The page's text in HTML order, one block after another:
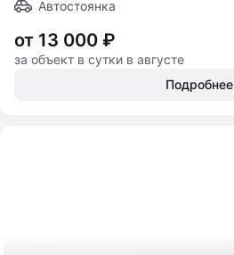
Автостоянка
от 13 000 ₽
за объект в сутки в августе
Подробнее